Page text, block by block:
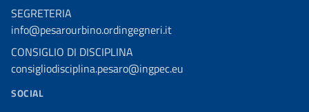
SEGRETERIA
info@pesarourbino.ordingegneri.it
CONSIGLIO DI DISCIPLINA
consigliodisciplina.pesaro@ingpec.eu
SOCIAL